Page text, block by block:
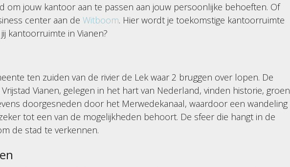
om jouw kantoor aan te passen aan jouw persoonlijke behoeften. Of
center aan de Witboom. Hier wordt je toekomstige kantoorruimte
kantoorruimte in Vianen?
ten zuiden van de rivier de Lek waar 2 bruggen over lopen. De
Vianen, gelegen in het hart van Nederland, vinden historie, groen
doorgesneden door het Merwedekanaal, waardoor een wandeling
tot een van de mogelijkheden behoort. De sfeer die hangt in de
de stad te verkennen.